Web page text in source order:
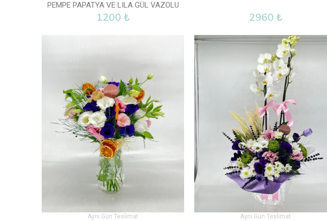
PEMPE PAPATYA VE LILA GÜL VAZOLU
1200 ₺ 2960 ₺
Aynı Gün Teslimat Aynı Gün Teslimat